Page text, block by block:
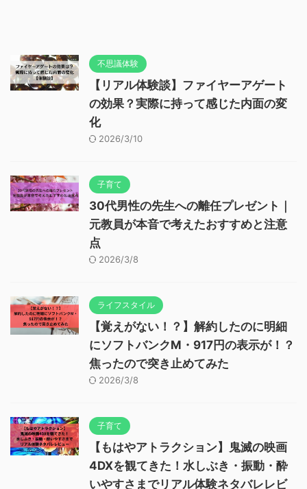
不思議体験
【リアル体験談】ファイヤーアゲート
の効果？実際に持って感じた内面の変
化
2026/3/10
子育て
30代男性の先生への離任プレゼント｜
元教員が本音で考えたおすすめと注意
点
2026/3/8
ライフスタイル
【覚えがない！？】解約したのに明細
にソフトバンクM・917円の表示が！？
焦ったので突き止めてみた
2026/3/8
子育て
【もはやアトラクション】鬼滅の映画
4DXを観てきた！水しぶき・振動・酔
いやすさまでリアル体験ネタバレレビ